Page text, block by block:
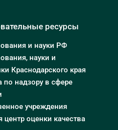
ресурсы
и науки РФ
науки и
Краснодарского края
по надзору в сфере
учреждения
центр оценки качества